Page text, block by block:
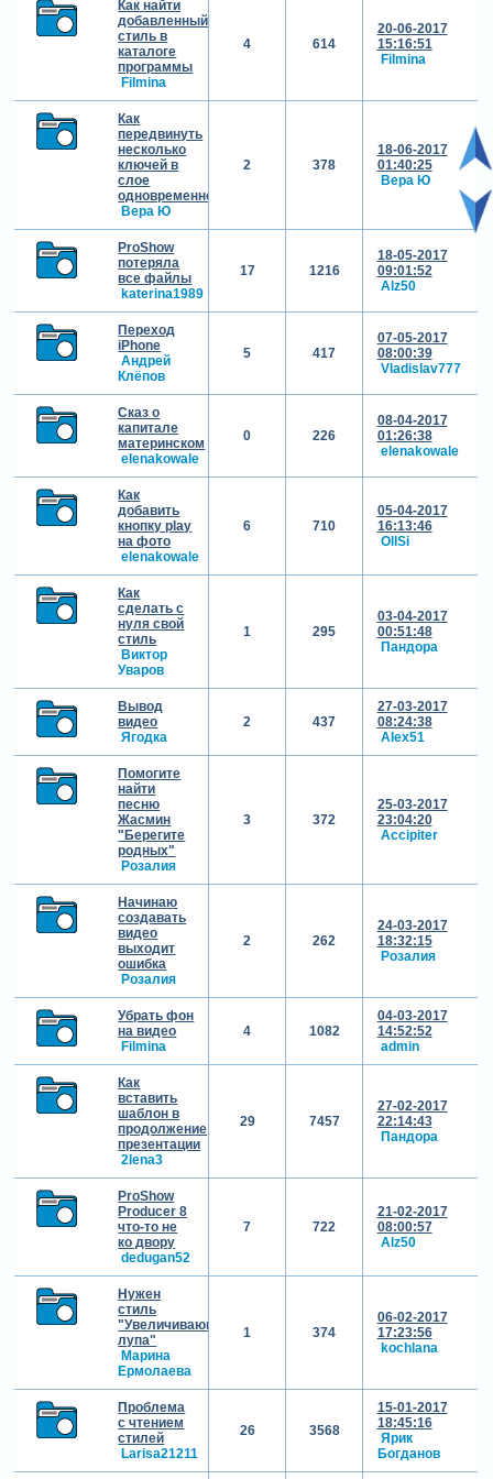
Как найти
добавленный
стиль в
каталоге
программы
Filmina
4 614
20-06-2017
15:16:51
Filmina
Как
передвинуть
несколько
ключей в
слое
одновременно?
Вера Ю
2 378
18-06-2017
01:40:25
Вера Ю
ProShow
потеряла
все файлы
katerina1989
17 1216
18-05-2017
09:01:52
Alz50
Переход
iPhone
Андрей
Клёпов
5 417
07-05-2017
08:00:39
Vladislav777
Сказ о
капитале
материнском
elenakowale
0 226
08-04-2017
01:26:38
elenakowale
Как
добавить
кнопку play
на фото
elenakowale
6 710
05-04-2017
16:13:46
OllSi
Как
сделать с
нуля свой
стиль
Виктор
Уваров
1 295
03-04-2017
00:51:48
Пандора
Вывод
видео
Ягодка
2 437
27-03-2017
08:24:38
Alex51
Помогите
найти
песню
Жасмин
"Берегите
родных"
Розалия
3 372
25-03-2017
23:04:20
Accipiter
Начинаю
создавать
видео
выходит
ошибка
Розалия
2 262
24-03-2017
18:32:15
Розалия
Убрать фон
на видео
Filmina
4 1082
04-03-2017
14:52:52
admin
Как
вставить
шаблон в
продолжение
презентации
2lena3
29 7457
27-02-2017
22:14:43
Пандора
ProShow
Producer 8
что-то не
ко двору
dedugan52
7 722
21-02-2017
08:00:57
Alz50
Нужен
стиль
"Увеличивающая
лупа"
Марина
Ермолаева
1 374
06-02-2017
17:23:56
kochlana
Проблема
с чтением
стилей
Larisa21211
26 3568
15-01-2017
18:45:16
Ярик
Богданов